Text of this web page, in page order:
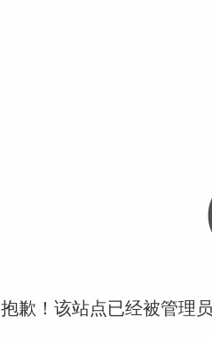
抱歉！该站点已经被管理